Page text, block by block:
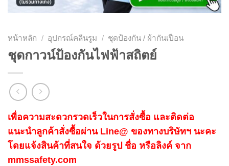
หน้าหลัก / อุปกรณ์คลีนรูม / ชุดป้องกัน / ผ้ากันเปือน
ชุดกาวน์ป้องกันไฟฟ้าสถิตย์
เพื่อความสะดวกรวดเร็วในการสั่งซื้อ และติดต่อ
แนะนำลูกค้าสั่งซื้อผ่าน Line@ ของทางบริษัทฯ นะคะ
โดยแจ้งสินค้าที่สนใจ ด้วยรูป ชื่อ หรือลิงค์ จาก
mmssafety.com